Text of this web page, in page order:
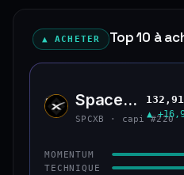
▲ ACHETER Top 10 à
SPCX SpaceX
SPCXB · capi #220
▲
MOMENTUM
TECHNIQUE